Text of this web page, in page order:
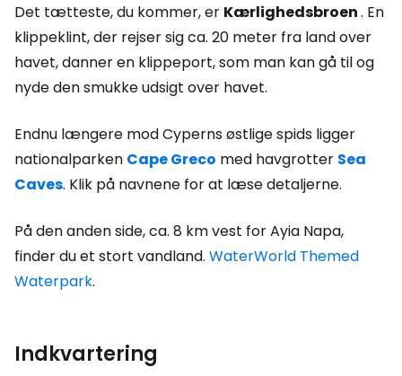
Det tætteste, du kommer, er Kærlighedsbroen. En
klippeklint, der rejser sig ca. 20 meter fra land over
havet, danner en klippeport, som man kan gå til og
nyde den smukke udsigt over havet.
Endnu længere mod Cyperns østlige spids ligger
nationalparken Cape Greco med havgrotter Sea
Caves. Klik på navnene for at læse detaljerne.
På den anden side, ca. 8 km vest for Ayia Napa,
finder du et stort vandland. WaterWorld Themed
Waterpark.
Indkvartering